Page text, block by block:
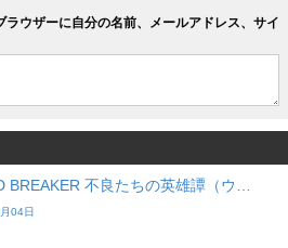
ウザーに自分の名前、メールアドレス、サイ
BREAKER 不良たちの英雄譚（ウ…
04日